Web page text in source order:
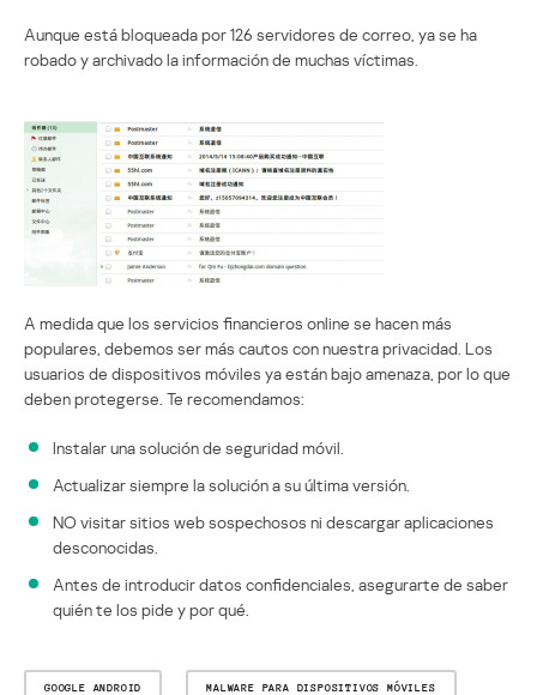
Aunque está bloqueada por 126 servidores de correo, ya se ha
robado y archivado la información de muchas víctimas.
A medida que los servicios financieros online se hacen más
populares, debemos ser más cautos con nuestra privacidad. Los
usuarios de dispositivos móviles ya están bajo amenaza, por lo que
deben protegerse. Te recomendamos:
Instalar una solución de seguridad móvil.
Actualizar siempre la solución a su última versión.
NO visitar sitios web sospechosos ni descargar aplicaciones
desconocidas.
Antes de introducir datos confidenciales, asegurarte de saber
quién te los pide y por qué.
GOOGLE ANDROID MALWARE PARA DISPOSITIVOS MÓVILES